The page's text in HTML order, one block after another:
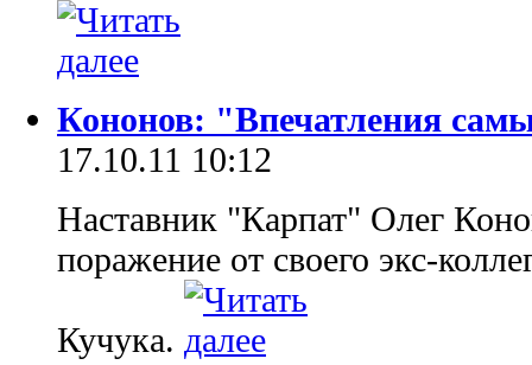
Кононов: "Впечатления
17.10.11 10:12
Наставник "Карпат" Олег
поражение от своего экс-
Кучука.